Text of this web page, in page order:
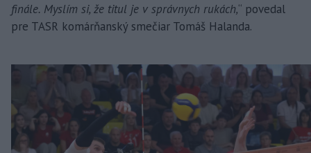
finále. Myslím si, že titul je v správnych rukách,“ povedal
pre TASR komárňanský smečiar Tomáš Halanda.